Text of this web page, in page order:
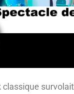
classique